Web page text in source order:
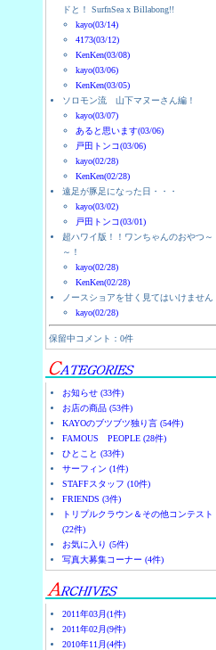
ドと！ SurfnSea x Billabong!!
kayo(03/14)
4173(03/12)
KenKen(03/08)
kayo(03/06)
KenKen(03/05)
ソロモン流 山下マヌーさん編！
kayo(03/07)
あると思います(03/06)
戸田トンコ(03/06)
kayo(02/28)
KenKen(02/28)
遠足が豚足になった日・・・
kayo(03/02)
戸田トンコ(03/01)
超ハワイ版！！ワンちゃんのおやつ～
～！
kayo(02/28)
KenKen(02/28)
ノースショアを甘く見てはいけません
kayo(02/28)
保留中コメント：0件
お知らせ (33件)
お店の商品 (53件)
KAYOのブツブツ独り言 (54件)
FAMOUS PEOPLE (28件)
ひとこと (33件)
サーフィン (1件)
STAFFスタッフ (10件)
FRIENDS (3件)
トリプルクラウン＆その他コンテスト
(22件)
お気に入り (5件)
写真大募集コーナー (4件)
2011年03月(1件)
2011年02月(9件)
2010年11月(4件)